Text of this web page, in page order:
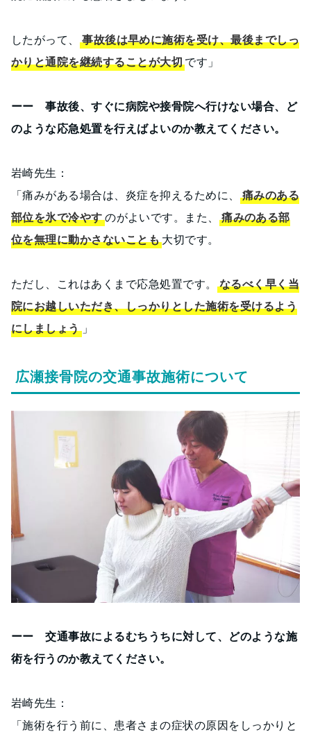
したがって、
事故後は早めに施術を受け、最後までしっ
かりと通院を継続することが大切です」
ーー 事故後、すぐに病院や接骨院へ行けない場合、ど
のような応急処置を行えばよいのか教えてください。
岩崎先生：
「痛みがある場合は、炎症を抑えるために、
痛みのある
部位を氷で冷やすのがよいです。また、
痛みのある部
位を無理に動かさないことも大切です。
ただし、これはあくまで応急処置です。
なるべく早く当
院にお越しいただき、しっかりとした施術を受けるよう
にしましょう 」
広瀬接骨院の交通事故施術について
ーー 交通事故によるむちうちに対して、どのような施
術を行うのか教えてください。
岩崎先生：
「施術を行う前に、患者さまの症状の原因をしっかりと